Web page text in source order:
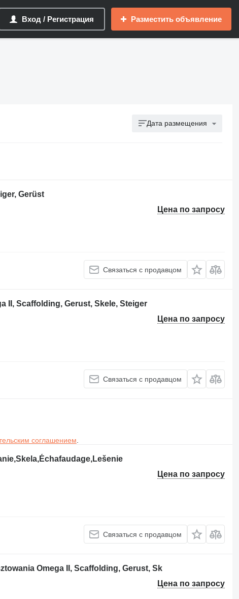
Вход / Регистрация Разместить объявление
Дата размещения
Gerüst
Цена по запросу
Связаться с продавцом
II, Scaffolding, Gerust, Skele, Steiger
Цена по запросу
Связаться с продавцом
соглашением
Цена по запросу
Связаться с продавцом
Omega II, Scaffolding, Gerust, Sk
Цена по запросу